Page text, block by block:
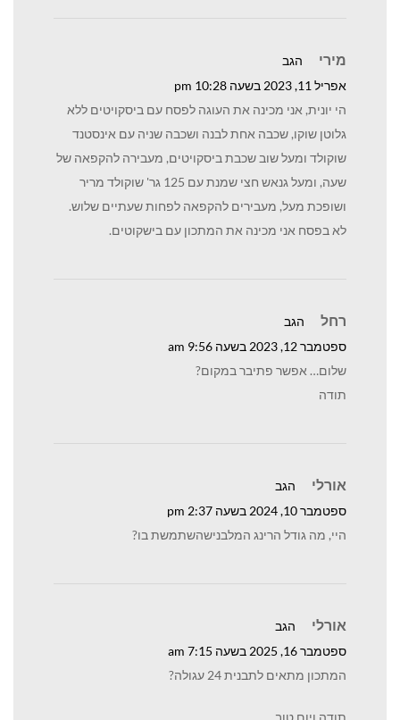
מירי
הגב
אפריל 11, 2023 בשעה 10:28 pm
הי יונית, אני מכינה את העוגה לפסח עם ביסקויטים ללא
גלוטן שוקו, שכבה אחת לבנה ושכבה שניה עם אינסטנד
שוקולד ומעל שוב שכבת ביסקויטים, מעבירה להקפאה של
שעה, ומעל גנאש חצי שמנת עם 125 גר' שוקולד מריר
ושופכת מעל, מעבירים להקפאה לפחות שעתיים שלוש.
לא בפסח אני מכינה את המתכון עם בישקוטים.
רחל
הגב
ספטמבר 12, 2023 בשעה 9:56 am
שלום… אפשר פתיבר במקום?
תודה
אורלי
הגב
ספטמבר 10, 2024 בשעה 2:37 pm
היי, מה גודל הרינג המלבנישהשתמשת בו?
אורלי
הגב
ספטמבר 16, 2025 בשעה 7:15 am
המתכון מתאים לתבנית 24 עגולה?